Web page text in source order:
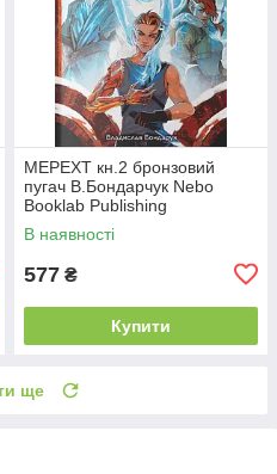
МЕРЕХТ кн.2 бронзовий
пугач В.Бондарчук Nebo
Booklab Publishing
В наявності
577 ₴
Купити
ще